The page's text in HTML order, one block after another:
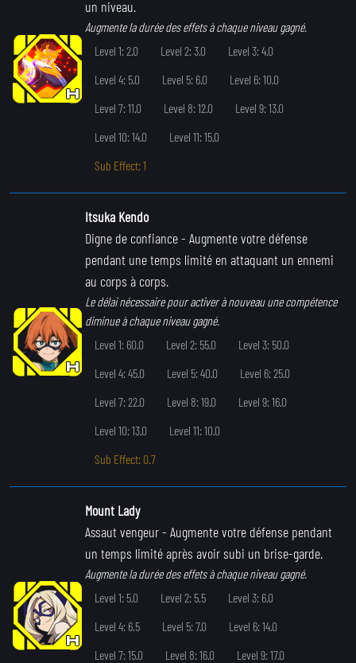
un niveau.
Augmente la durée des effets à chaque niveau gagné.
Level 1: 2.0
Level 2: 3.0
Level 3: 4.0
Level 4: 5.0
Level 5: 6.0
Level 6: 10.0
Level 7: 11.0
Level 8: 12.0
Level 9: 13.0
Level 10: 14.0
Level 11: 15.0
Sub Effect: 1
Itsuka Kendo
Digne de confiance- Augmente votre défense
pendant une temps limité en attaquant un ennemi
au corps à corps.
Le délai nécessaire pour activer à nouveau une compétence
diminue à chaque niveau gagné.
Level 1: 60.0
Level 2: 55.0
Level 3: 50.0
Level 4: 45.0
Level 5: 40.0
Level 6: 25.0
Level 7: 22.0
Level 8: 19.0
Level 9: 16.0
Level 10: 13.0
Level 11: 10.0
Sub Effect: 0.7
Mount Lady
Assaut vengeur- Augmente votre défense pendant
un temps limité après avoir subi un brise-garde.
Augmente la durée des effets à chaque niveau gagné.
Level 1: 5.0
Level 2: 5.5
Level 3: 6.0
Level 4: 6.5
Level 5: 7.0
Level 6: 14.0
Level 7: 15.0
Level 8: 16.0
Level 9: 17.0